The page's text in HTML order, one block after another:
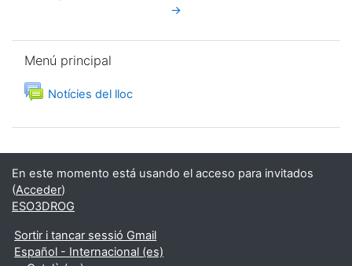
→
Menú principal
Notícies del llocForo
En este momento está usando el acceso para invitados
(Acceder)
ESO3DROG
Sortir i tancar sessió Gmail
Español - Internacional ‎(es)‎